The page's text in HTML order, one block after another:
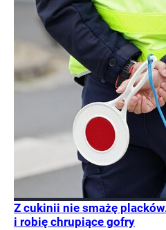
Z cukinii nie smażę
i robię chrupiące gofry